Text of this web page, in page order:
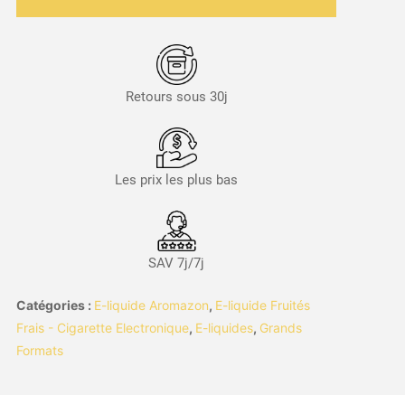
Retours sous 30j
Les prix les plus bas
SAV 7j/7j
Catégories : E-liquide Aromazon, E-liquide Fruités
Frais - Cigarette Electronique, E-liquides, Grands
Formats